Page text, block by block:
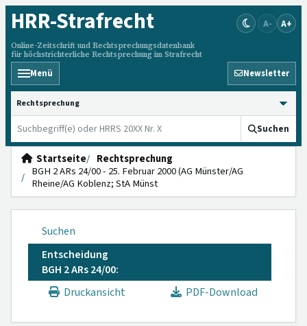
HRR-Strafrecht
Online-Zeitschrift und Rechtsprechungsdatenbank
für höchstrichterliche Rechtsprechung im Strafrecht
A- A+
Menü Newsletter
HRRS durchsuchen
Suchen
Startseite
Rechtsprechung
BGH 2 ARs 24/00 - 25. Februar 2000 (AG Münster/AG
Rheine/AG Koblenz; StA Münst
Suchen
Entscheidung
BGH 2 ARs 24/00:
Druckansicht
PDF-Download